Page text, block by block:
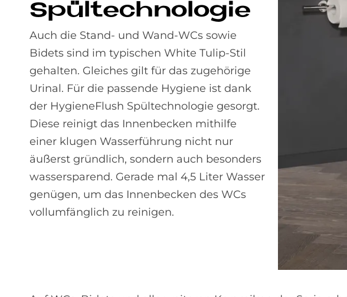
Spül­tech­no­lo­gie
Auch die Stand- und Wand-WCs sowie
Bidets sind im typischen White Tulip-Stil
gehalten. Gleiches gilt für das zugehörige
Urinal. Für die passende Hygiene ist dank
der HygieneFlush Spültechnologie gesorgt.
Diese reinigt das Innenbecken mithilfe
einer klugen Wasserführung nicht nur
äußerst gründlich, sondern auch besonders
wassersparend. Gerade mal 4,5 Liter Wasser
genügen, um das Innenbecken des WCs
vollumfänglich zu reinigen.